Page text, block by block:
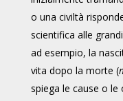
o una civiltà
scientifica alle
ad esempio, la
vita dopo la morte (
spiega le cause o le